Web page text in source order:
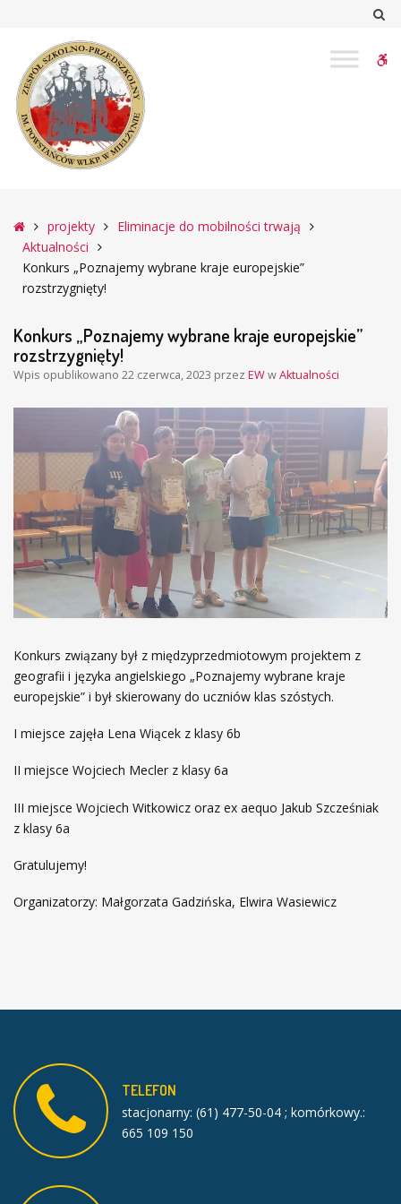
„Poznajemy
wybrane
kraje
europejskie”
rozstrzygnięty!
Głównaprojekty
Eliminacje do mobilności trwają
Aktualności
Konkurs „Poznajemy wybrane kraje europejskie”
rozstrzygnięty!
Konkurs „Poznajemy wybrane kraje europejskie”
rozstrzygnięty!
Wpis opublikowano 22 czerwca, 2023 przez EWwAktualności
Konkurs związany był z międzyprzedmiotowym projektem z
geografii i języka angielskiego „Poznajemy wybrane kraje
europejskie” i był skierowany do uczniów klas szóstych.
I miejsce zajęła Lena Wiącek z klasy 6b
II miejsce Wojciech Mecler z klasy 6a
III miejsce Wojciech Witkowicz oraz ex aequo Jakub Szcześniak
z klasy 6a
Gratulujemy!
Organizatorzy: Małgorzata Gadzińska, Elwira Wasiewicz
TELEFON
stacjonarny: (61) 477-50-04 ; komórkowy.:
665 109 150